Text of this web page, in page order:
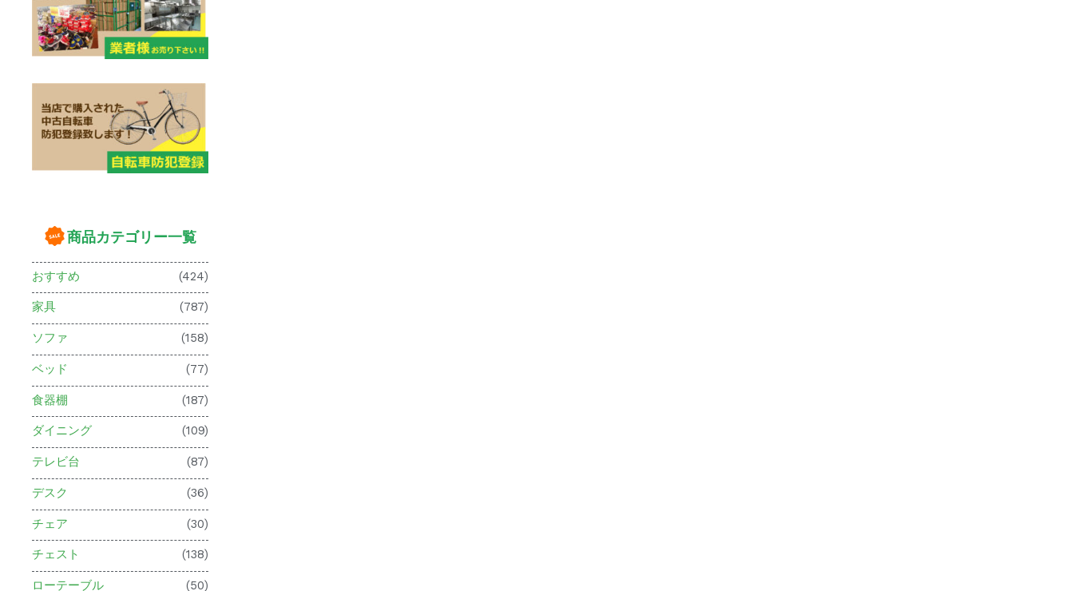
商品カテゴリー一覧
おすすめ (424)
家具 (787)
ソファ (158)
ベッド (77)
食器棚 (187)
ダイニング (109)
テレビ台 (87)
デスク (36)
チェア (30)
チェスト (138)
ローテーブル (50)